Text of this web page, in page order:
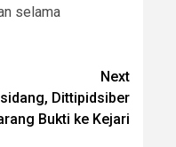
selama
Next
Dittipidsiber
Bukti ke Kejari